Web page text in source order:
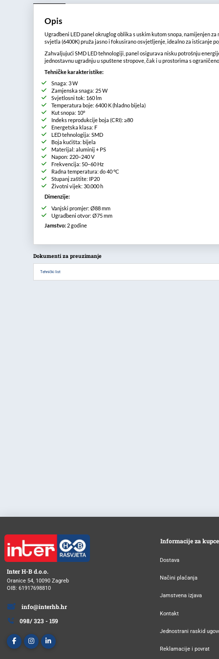
Opis
Ugradbeni LED panel okruglog oblika s uskim kutom snopa, namijenjen
svjetla (6400K) pruža jasno i fokusirano osvjetljenje, idealno za isticanje
Zahvaljujući SMD LED tehnologiji, panel osigurava nisku potrošnju
jednostavnu ugradnju u spuštene stropove, čak i u prostorima s
Tehničke karakteristike:
Snaga: 3 W
Zamjenska snaga: 25 W
Svjetlosni tok: 160 lm
Temperatura boje: 6400 K (hladno bijela)
Kut snopa: 10°
Indeks reprodukcije boja (CRI): ≥80
Energetska klasa: F
LED tehnologija: SMD
Boja kućišta: bijela
Materijal: aluminij + PS
Napon: 220–240 V
Frekvencija: 50–60 Hz
Radna temperatura: do 40 °C
Stupanj zaštite: IP20
Životni vijek: 30.000 h
Dimenzije:
Vanjski promjer: Ø88 mm
Ugradbeni otvor: Ø75 mm
Jamstvo: 2 godine
Dokumenti za preuzimanje
Tehnički list
Inter H-B d.o.o.
Oranice 54, 10090 Zagreb
OIB: 61917698810
info@interhb.hr
098/ 323 - 159
Informacije za kupce
Dostava
Načini plaćanja
Jamstvena izjava
Kontakt
Jednostrani raskid
Reklamacije i povrat